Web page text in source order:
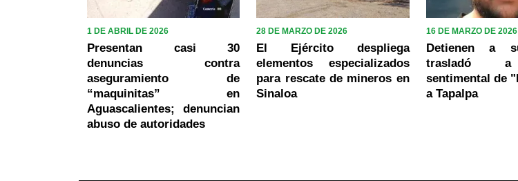
1 DE ABRIL DE 2026
Presentan casi 30
denuncias contra
aseguramiento de
“maquinitas” en
Aguascalientes; denuncian
abuso de autoridades
28 DE MARZO DE 2026
El Ejército despliega
elementos especializados
para rescate de mineros en
Sinaloa
16 DE MARZO DE 2026
Detienen a
trasladó
sentimental de
a Tapalpa